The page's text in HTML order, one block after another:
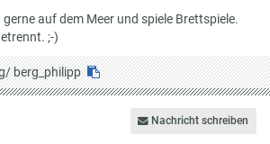
auf dem Meer und spiele Brettspiele.
;-)
berg_philipp
Nachricht schreiben